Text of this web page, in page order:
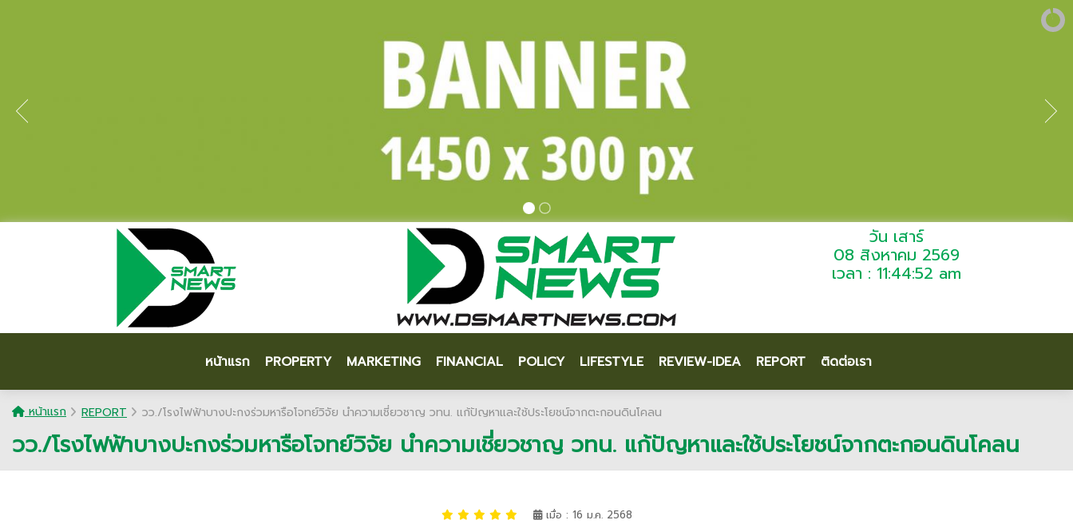
วัน เสาร์
08 สิงหาคม 2569
เวลา : 11:44:52 am
หน้าแรก PROPERTY MARKETING FINANCIAL POLICY LIFESTYLE REVIEW-IDEA REPORT ติดต่อเรา
หน้าแรก REPORT วว./โรงไฟฟ้าบางปะกงร่วมหารือโจทย์วิจัย นำความเชี่ยวชาญ วทน. แก้ปัญหาและใช้ประโยชน์จากตะกอนดินโคลน
วว./โรงไฟฟ้าบางปะกงร่วมหารือโจทย์วิจัย นำความเชี่ยวชาญ วทน. แก้ปัญหาและใช้ประโยชน์จากตะกอนดินโคลน
เมื่อ : 16 ม.ค. 2568